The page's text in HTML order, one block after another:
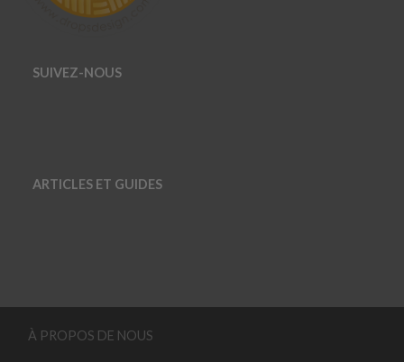
SUIVEZ-NOUS
ARTICLES ET GUIDES
À PROPOS DE NOUS